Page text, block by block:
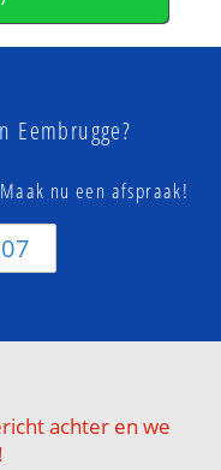
Eembrugge?
nu een afspraak!
achter en we